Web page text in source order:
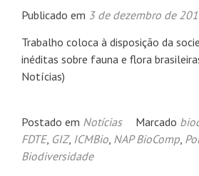
Publicado em 3 de dezembro de
Trabalho coloca à disposição da
inéditas sobre fauna e flora
Notícias)
Postado em Notícias Marcado
FDTE, GIZ, ICMBio, NAP BioComp,
Biodiversidade